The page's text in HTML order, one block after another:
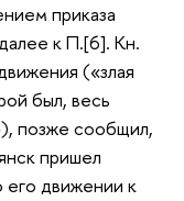
приказа
к П.[6]. Кн.
(«злая
был, весь
позже сообщил,
пришел
движении к